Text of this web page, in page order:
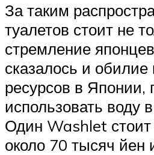
За таким
туалетов стоит не
стремление
сказалось и
ресурсов в
использовать воду
Один Washlet
около 70 тысяч йен